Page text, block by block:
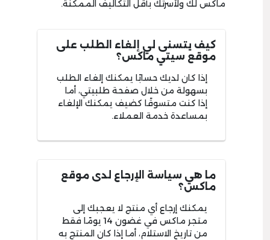
ماكس لك ولأسرتك بأقل التكاليف الممكنة.
كيف يتسنى لي إلغاء الطلب على
موقع سيتي ماكس؟
إذا كان لديك حسابًا يمكنك إلغاء الطلب
بسهولة من خلال صفحة طلبيتي، أما
إذا كنت متسوقًا كضيف يمكنك الإلغاء
بمساعدة خدمة العملاء.
ما هي سياسة الإرجاع لدى موقع
ماكس؟
يمكنك إرجاع أي منتج لا يعجبك إلى
متجر ماكس في غضون 14 يومًا فقط
من تاريخ الاستلام، أما إذا كان المنتج به